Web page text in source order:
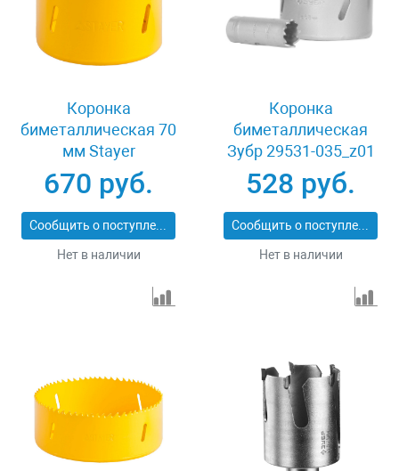
Коронка
биметаллическая 70
мм Stayer
PROFESSIONAL
29547-070
670 руб.
Сообщить о поступлении
Нет в наличии
Коронка
биметаллическая
Зубр 29531-035_z01
528 руб.
Сообщить о поступлении
Нет в наличии